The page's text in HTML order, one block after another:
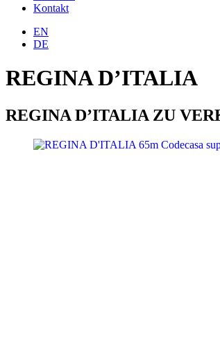
Kontakt
EN
DE
REGINA D’ITALIA
REGINA D’ITALIA ZU